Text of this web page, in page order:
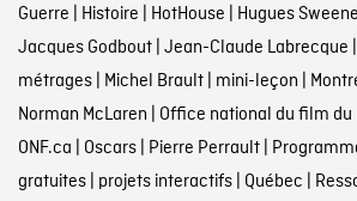
Guerre Histoire HotHouse Hugues
Jacques Godbout| Jean-Claude Labrecque
métrages| Michel Brault| mini-leçon
Norman McLaren Office national du film du
ONF.ca Oscars| Pierre Perrault|
gratuites| projets interactifs| Québec